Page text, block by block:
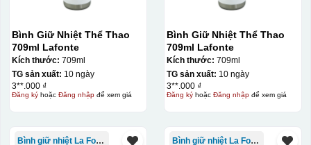
Bình Giữ Nhiệt Thể Thao
709ml Lafonte
Kích thước: 709ml
TG sản xuất: 10 ngày
3**.000 ₫
Đăng kýhoặc Đăng nhậpđể xem giá
Bình Giữ Nhiệt Thể Thao
709ml Lafonte
Kích thước: 709ml
TG sản xuất: 10 ngày
3**.000 ₫
Đăng kýhoặc Đăng nhậpđể xem giá
Bình giữ nhiệt La Fonte Bình giữ nhiệt La Fonte